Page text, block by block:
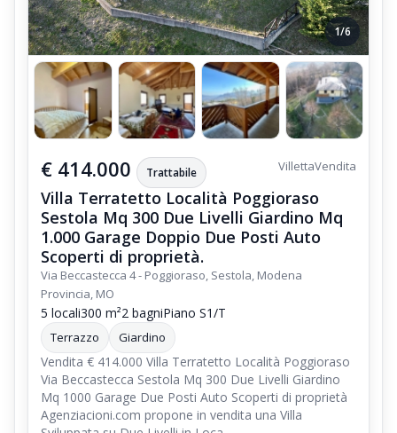
1/6
€ 414.000 Trattabile VillettaVendita
Villa Terratetto Località Poggioraso
Sestola Mq 300 Due Livelli Giardino Mq
1.000 Garage Doppio Due Posti Auto
Scoperti di proprietà.
Via Beccastecca 4 - Poggioraso, Sestola, Modena
Provincia, MO
5 locali300 m²2 bagniPiano S1/T
Terrazzo Giardino
Vendita € 414.000 Villa Terratetto Località Poggioraso
Via Beccastecca Sestola Mq 300 Due Livelli Giardino
Mq 1000 Garage Due Posti Auto Scoperti di proprietà
Agenziacioni.com propone in vendita una Villa